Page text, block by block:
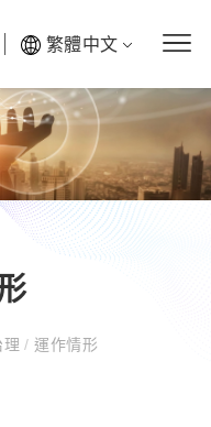
繁體中文
理/ 運作情形